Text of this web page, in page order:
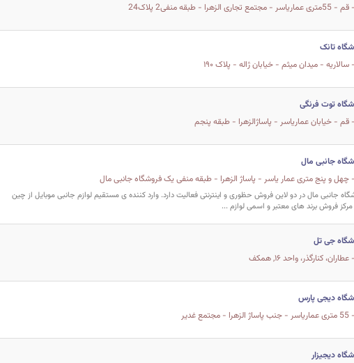
تجاری الزهرا - طبقه منفی2 پلاک24
تانک
- میدان میثم - خیابان ژاله - پلاک ۱۹۰
توت فرنگی
- خیابان عماریاسر - پاساژالزهرا - طبقه پنجم
جانبی مال
و پنج متری عمار یاسر - پاساژ الزهرا - طبقه منفی یک فروشگاه جانبی مال
جانبی مال در دو لاین فروش حظوری و اینترنتی فعالیت دارد. وارد کننده ی مستقیم لوازم جانبی موبایل از چین
مرکز فروش برند های معتبر و اسمی لوازم ...
جی تل
کنارگذر، واحد ۱۶, همکف
دیجی پارس
غدیر
دیجیزار